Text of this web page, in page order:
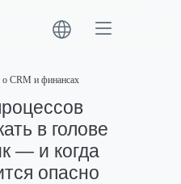
о CRM и финансах
в голове
— и когда
опасно